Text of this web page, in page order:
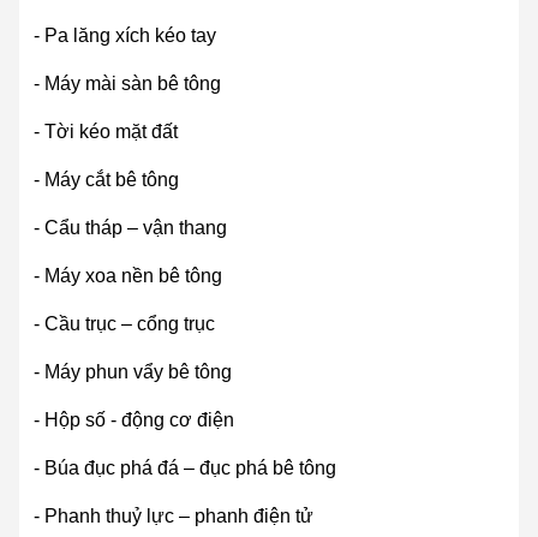
- Pa lăng xích kéo tay
- Máy mài sàn bê tông
- Tời kéo mặt đất
- Máy cắt bê tông
- Cẩu tháp – vận thang
- Máy xoa nền bê tông
- Cầu trục – cổng trục
- Máy phun vẩy bê tông
- Hộp số - động cơ điện
- Búa đục phá đá – đục phá bê tông
- Phanh thuỷ lực – phanh điện tử